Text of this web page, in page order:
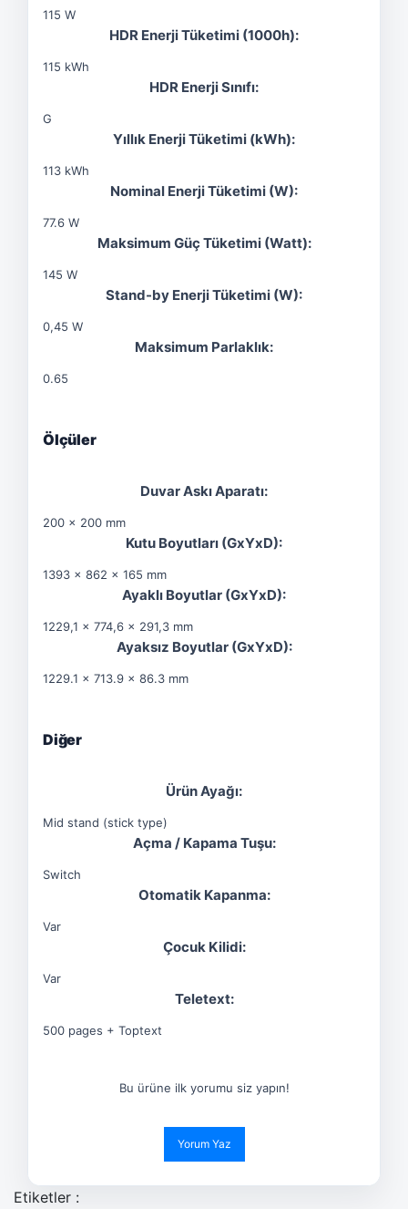
115 W
HDR Enerji Tüketimi (1000h):
115 kWh
HDR Enerji Sınıfı:
G
Yıllık Enerji Tüketimi (kWh):
113 kWh
Nominal Enerji Tüketimi (W):
77.6 W
Maksimum Güç Tüketimi (Watt):
145 W
Stand-by Enerji Tüketimi (W):
0,45 W
Maksimum Parlaklık:
0.65
Ölçüler
Duvar Askı Aparatı:
200 x 200 mm
Kutu Boyutları (GxYxD):
1393 x 862 x 165 mm
Ayaklı Boyutlar (GxYxD):
1229,1 x 774,6 x 291,3 mm
Ayaksız Boyutlar (GxYxD):
1229.1 x 713.9 x 86.3 mm
Diğer
Ürün Ayağı:
Mid stand (stick type)
Açma / Kapama Tuşu:
Switch
Otomatik Kapanma:
Var
Çocuk Kilidi:
Var
Teletext:
500 pages + Toptext
Bu ürüne ilk yorumu siz yapın!
Yorum Yaz
Etiketler :